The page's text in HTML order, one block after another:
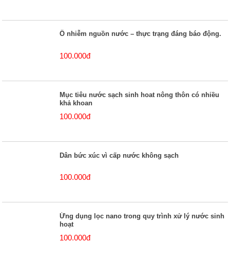
Ô nhiễm nguồn nước – thực trạng đáng báo động.
100.000đ
Mục tiêu nước sạch sinh hoat nông thôn có nhiều
khả khoan
100.000đ
Dân bức xúc vì cấp nước không sạch
100.000đ
Ứng dụng lọc nano trong quy trình xử lý nước sinh
hoạt
100.000đ